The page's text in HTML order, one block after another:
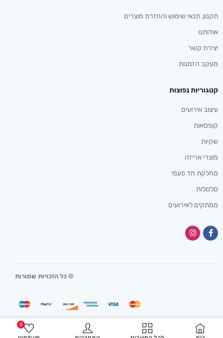
0
תקנון, תנאי שימוש והחזרת מוצרים
אודותנו
יצירת קשר
מעקב הזמנות
קטגוריות נפוצות
עיצוב אירועים
קופסאות
שקיות
מוצרי אריזה
מחלקת חד פעמי
סלסלות
ממתקים לאירועים
© כל הזכויות שמורות